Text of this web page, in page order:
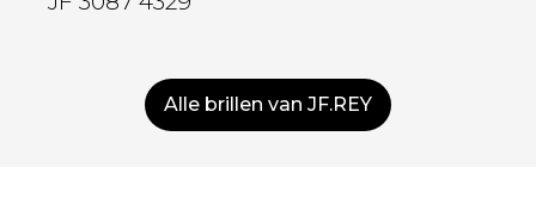
Alle brillen van JF.REY